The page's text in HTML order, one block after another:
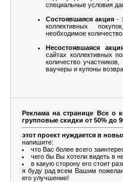
специальные условия
Состоявшаяся акция -
коллективных
необходимое количество
Несостоявшаяся
сайтах коллективных
количество
ваучеры и купоны
Реклама на странице Все о
групповые скидки от 50% до
этот проект нуждается в
напишите:
что Вас более всего
чего бы Вы хотели видеть в
в какую сторону его стоит
я буду рад всем Вашим
его улучшение!